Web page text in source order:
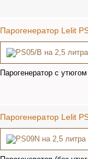
Парогенератор Lelit
Парогенератор с
Парогенератор Lelit